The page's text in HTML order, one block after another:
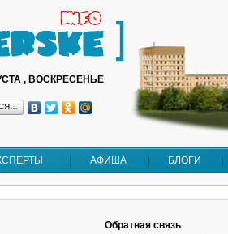
, ВОСКРЕСЕНЬЕ
АФИША БЛОГИ
Обратная связь